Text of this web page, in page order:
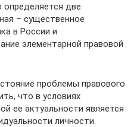
определяется две
– существенное
в России и
элементарной правовой
проблемы правового
что в условиях
ее актуальности является
личности.